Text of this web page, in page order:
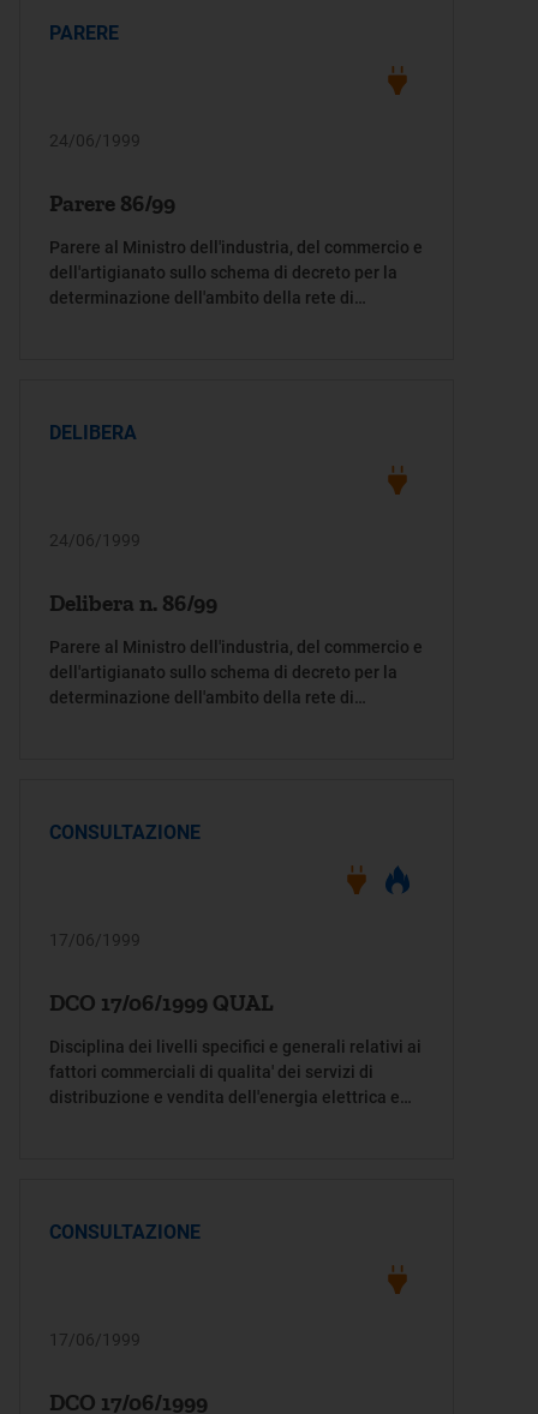
PARERE
24/06/1999
Parere 86/99
Parere al Ministro dell'industria, del commercio e
dell'artigianato sullo schema di decreto per la
determinazione dell'ambito della rete di
DELIBERA
24/06/1999
Delibera n. 86/99
Parere al Ministro dell'industria, del commercio e
dell'artigianato sullo schema di decreto per la
determinazione dell'ambito della rete di
CONSULTAZIONE
17/06/1999
DCO 17/06/1999 QUAL
Disciplina dei livelli specifici e generali relativi ai
fattori commerciali di qualita' dei servizi di
distribuzione e vendita dell'energia elettrica e
CONSULTAZIONE
17/06/1999
DCO 17/06/1999